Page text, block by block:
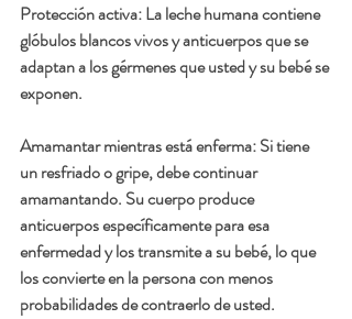
Protección activa: La leche humana contiene
glóbulos blancos vivos y anticuerpos que se
adaptan a los gérmenes que usted y su bebé se
exponen.
Amamantar mientras está enferma: Si tiene
un resfriado o gripe, debe continuar
amamantando. Su cuerpo produce
anticuerpos específicamente para esa
enfermedad y los transmite a su bebé, lo que
los convierte en la persona con menos
probabilidades de contraerlo de usted.